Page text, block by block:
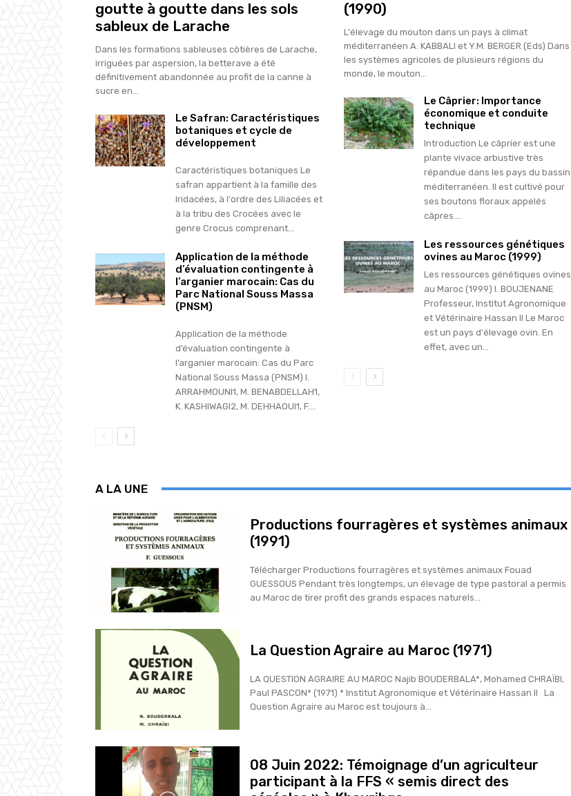
goutte à goutte dans les sols
sableux de Larache
Dans les formations sableuses côtières de Larache,
irriguées par aspersion, la betterave a été
définitivement abandonnée au profit de la canne à
sucre en...
Le Safran: Caractéristiques
botaniques et cycle de
développement
Caractéristiques botaniques Le
safran appartient à la famille des
Iridacées, à l'ordre des Liliacées et
à la tribu des Crocées avec le
genre Crocus comprenant...
Application de la méthode
d’évaluation contingente à
l’arganier marocain: Cas du
Parc National Souss Massa
(PNSM)
Application de la méthode
d’évaluation contingente à
l’arganier marocain: Cas du Parc
National Souss Massa (PNSM) I.
ARRAHMOUNI1, M. BENABDELLAH1,
K. KASHIWAGI2, M. DEHHAOUI1, F....
(1990)
L'élevage du mouton dans un pays à climat
méditerranéen A. KABBALI et Y.M. BERGER (Eds) Dans
les systèmes agricoles de plusieurs régions du
monde, le mouton...
Le Câprier: Importance
économique et conduite
technique
Introduction Le câprier est une
plante vivace arbustive très
répandue dans les pays du bassin
méditerranéen. Il est cultivé pour
ses boutons floraux appelés
câpres....
Les ressources génétiques
ovines au Maroc (1999)
Les ressources génétiques ovines
au Maroc (1999) I. BOUJENANE
Professeur, Institut Agronomique
et Vétérinaire Hassan II Le Maroc
est un pays d'élevage ovin. En
effet, avec un...
A LA UNE
Productions fourragères et systèmes animaux
(1991)
Télécharger Productions fourragères et systèmes animaux Fouad
GUESSOUS Pendant très longtemps, un élevage de type pastoral a permis
au Maroc de tirer profit des grands espaces naturels...
La Question Agraire au Maroc (1971)
LA QUESTION AGRAIRE AU MAROC Najib BOUDERBALA*, Mohamed CHRAÏBI,
Paul PASCON* (1971) * Institut Agronomique et Vétérinaire Hassan II La
Question Agraire au Maroc est toujours à...
08 Juin 2022: Témoignage d’un agriculteur
participant à la FFS « semis direct des